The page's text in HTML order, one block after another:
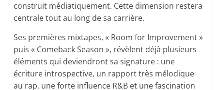
construit médiatiquement. Cette dimension restera
centrale tout au long de sa carrière.
Ses premières mixtapes, « Room for Improvement »
puis « Comeback Season », révèlent déjà plusieurs
éléments qui deviendront sa signature : une
écriture introspective, un rapport très mélodique
au rap, une forte influence R&B et une fascination